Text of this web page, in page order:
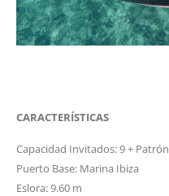
CARACTERÍSTICAS
Capacidad Invitados: 9 + Patrón
Puerto Base: Marina Ibiza
Eslora: 9.60 m